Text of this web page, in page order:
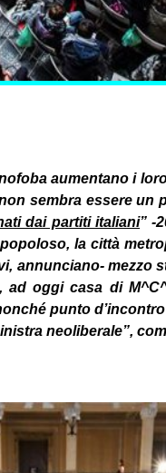
aumentano i
sembra essere un
dai partiti italiani” -
la città
annunciano- mezzo
ad oggi casa di
punto
neoliberale”,